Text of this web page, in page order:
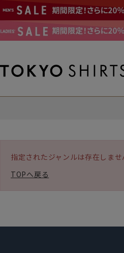
指定されたジャンルは存在しませ
TOPへ戻る